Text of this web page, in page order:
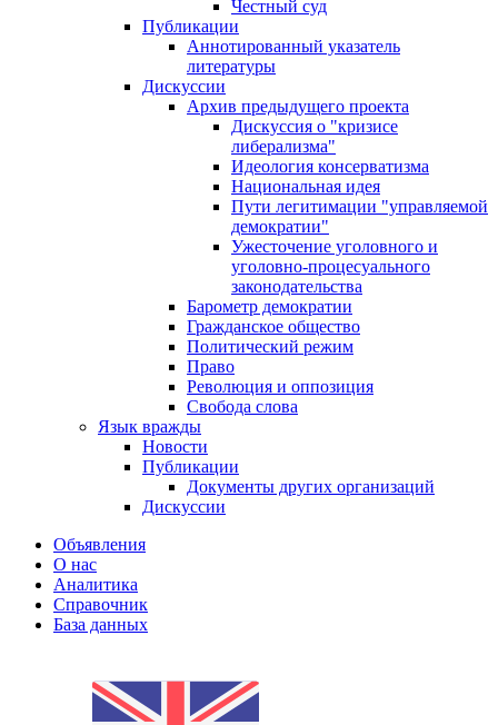
Честный суд
Публикации
Аннотированный указатель
литературы
Дискуссии
Архив предыдущего проекта
Дискуссия о "кризисе
либерализма"
Идеология консерватизма
Национальная идея
Пути легитимации "управляемой
демократии"
Ужесточение уголовного и
уголовно-процесуального
законодательства
Барометр демократии
Гражданское общество
Политический режим
Право
Революция и оппозиция
Свобода слова
Язык вражды
Новости
Публикации
Документы других организаций
Дискуссии
Объявления
О нас
Аналитика
Справочник
База данных